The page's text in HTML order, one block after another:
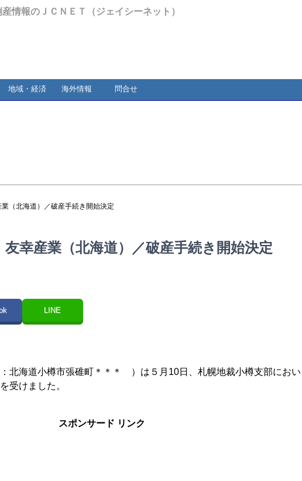
情報のＪＣＮＥＴ（ジェイシーネット）
地域・経済 海外情報 問合せ
業（北海道）／破産手続き開始決定
友幸産業（北海道）／破産手続き開始決定
LINE
：北海道小樽市張碓町＊＊＊ ）は５月10日、札幌地裁小樽支部におい
受けました。
スポンサード リンク